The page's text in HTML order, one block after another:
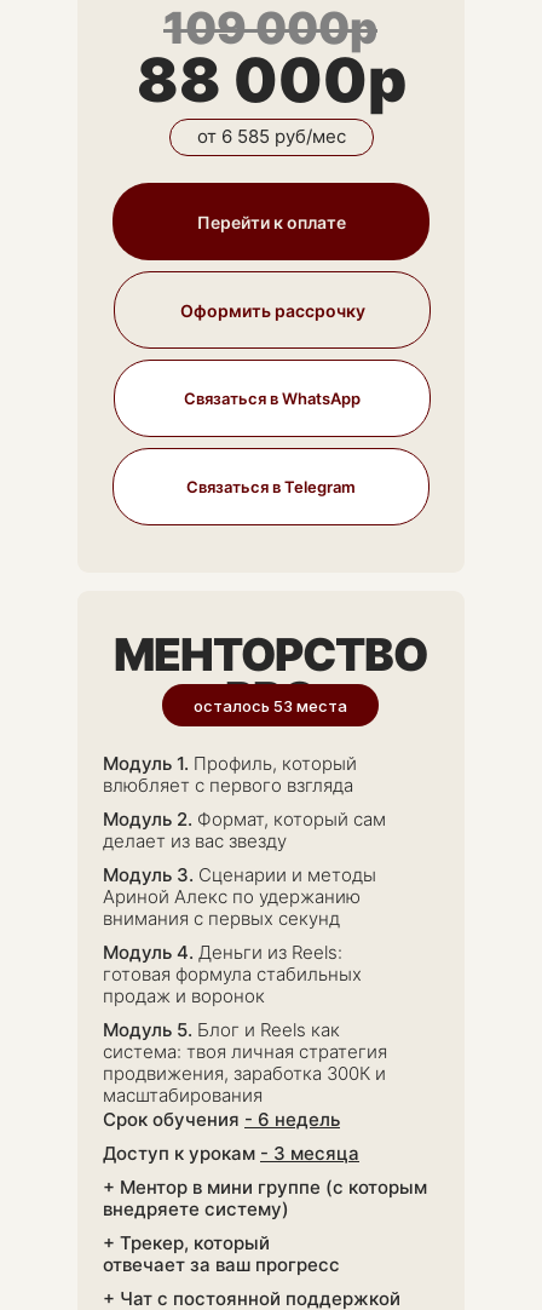
МЕНТОРСТВО
PRO
Модуль 1. Профиль, который
влюбляет с первого взгляда
Модуль 2. Формат, который сам
делает из вас звезду
Модуль 4. Деньги из Reels:
готовая формула стабильных
продаж и воронок
Модуль 5. Блог и Reels как
система: твоя личная стратегия
продвижения, заработка 300К и
масштабирования
+ Ментор в мини группе (с которым
внедряете систему)
Срок обучения - 6 недель
Доступ к урокам - 3 месяца
+ Трекер, который
отвечает за ваш прогресс
+ Чат с постоянной поддержкой
109 000р
88 000р
от 6 585 руб/мес
Модуль 3. Сценарии и методы
Ариной Алекс по удержанию
внимания с первых секунд
Связаться в WhatsApp
Связаться в Telegram
Оформить рассрочку
Перейти к оплате
осталось 53 места